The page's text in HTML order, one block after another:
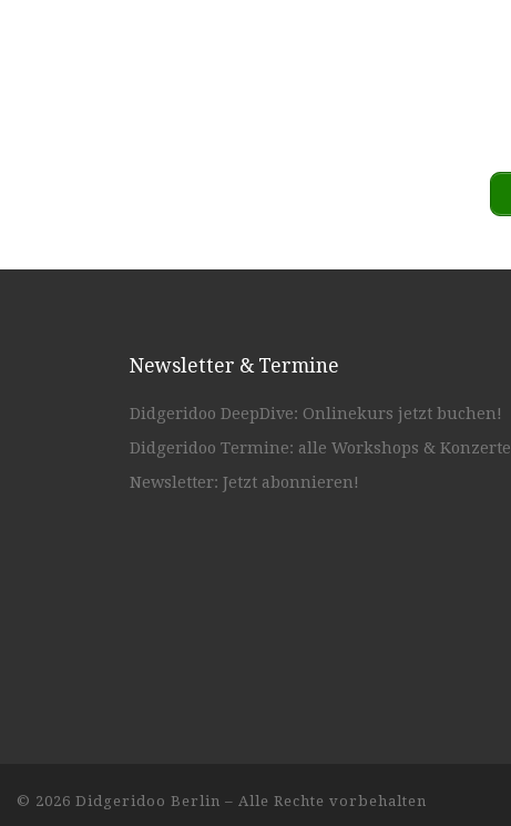
Newsletter & Termine
Didgeridoo DeepDive: Onlinekurs jetzt buchen!
Didgeridoo Termine: alle Workshops & Konzerte
Newsletter: Jetzt abonnieren!
© 2026 Didgeridoo Berlin – Alle Rechte vorbehalten